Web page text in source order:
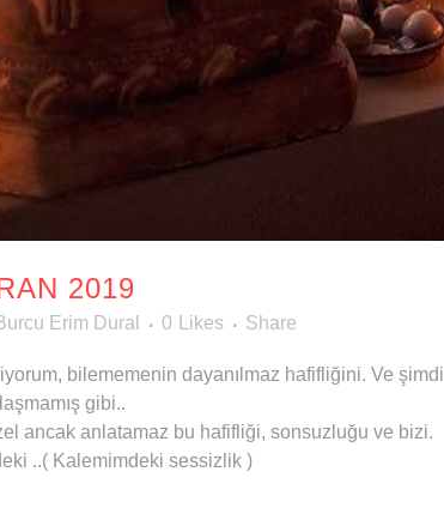
2019
Erim Dural 0 Likes Share
bilememenin dayanılmaz hafifliğini. Ve şimdi
gibi..
ancak anlatamaz bu hafifliği, sonsuzluğu ve bizi.
..( Kalemimdeki sessizlik )